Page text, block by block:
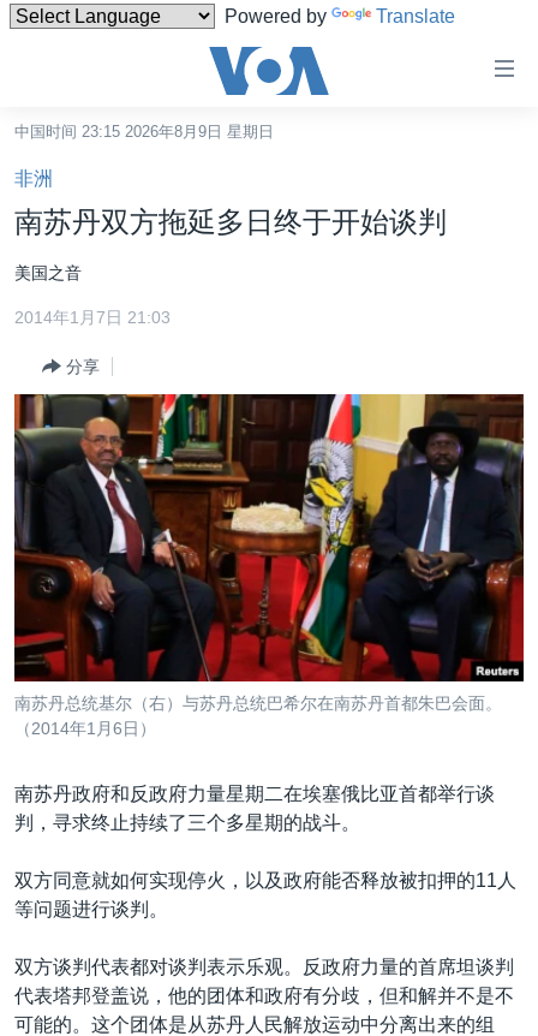
Powered by Translate
碍
链
接
跳
转
内
到
导
跳
转
索
中国
台湾
港澳
国际
最新国际新闻
印太
欧洲
非洲
美洲
全球议题
分类新闻
经济·金融·贸易
人权·法律·宗教
科教·文娱·体健
军事
劳工
环境
美中关系
白宫要闻
国会报道
美中关系
美国建国250周年
埃博拉疫情
重要讲话与声明
南中国海争端
关注新疆
GEN Z 看美国
VOA视频
VOA今日焦点
中文广播
关注我们
中国时间 23:15 2026年8月9日 星期日
非洲
南苏丹双方拖延多日终于开始谈判
美国之音
2014年1月7日 21:03
分享
南苏丹总统基尔（右）与苏丹总统巴希尔在南苏丹首都朱巴会面。
（2014年1月6日）
南苏丹政府和反政府力量星期二在埃塞俄比亚首都举行谈
判，寻求终止持续了三个多星期的战斗。
双方同意就如何实现停火，以及政府能否释放被扣押的11人
等问题进行谈判。
双方谈判代表都对谈判表示乐观。反政府力量的首席坦谈判
代表塔邦登盖说，他的团体和政府有分歧，但和解并不是不
可能的。这个团体是从苏丹人民解放运动中分离出来的组